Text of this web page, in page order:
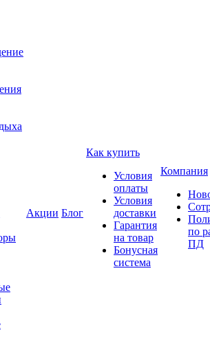
Акции Блог
Как купить
Условия
оплаты
Условия
доставки
Гарантия
на товар
Бонусная
система
Компания
по
ПД